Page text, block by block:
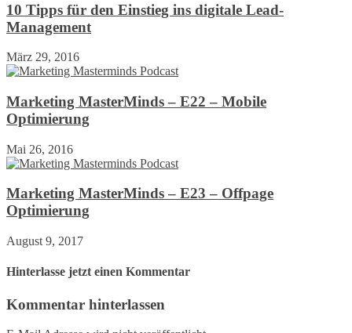
10 Tipps für den Einstieg ins digitale Lead-
Management
März 29, 2016
Marketing MasterMinds – E22 – Mobile
Optimierung
Mai 26, 2016
Marketing MasterMinds – E23 – Offpage
Optimierung
August 9, 2017
Hinterlasse jetzt einen Kommentar
Kommentar hinterlassen